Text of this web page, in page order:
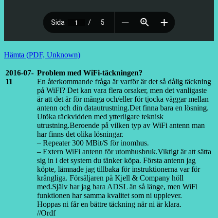
Hämta (PDF, Unknown)
2016-07-
11
Problem med WiFi-täckningen?
En återkommande fråga är varför är det så dålig täckning
på WiFI? Det kan vara flera orsaker, men det vanligaste
är att det är för många och/eller för tjocka väggar mellan
antenn och din datautrustning.Det finna bara en lösning.
Utöka räckvidden med ytterligare teknisk
utrustning.Beroende på vilken typ av WiFi antenn man
har finns det olika lösningar.
– Repeater 300 MBit/S för inomhus.
– Extern WiFi antenn för utomhusbruk.Viktigt är att sätta
sig in i det system du tänker köpa. Första antenn jag
köpte, lämnade jag tillbaka för instruktionerna var för
krångliga. Försäljaren på Kjell & Company höll
med.Själv har jag bara ADSL än så länge, men WiFi
funktionen har samma kvalitet som ni upplever.
Hoppas ni får en bättre täckning när ni är klara.
//Ordf